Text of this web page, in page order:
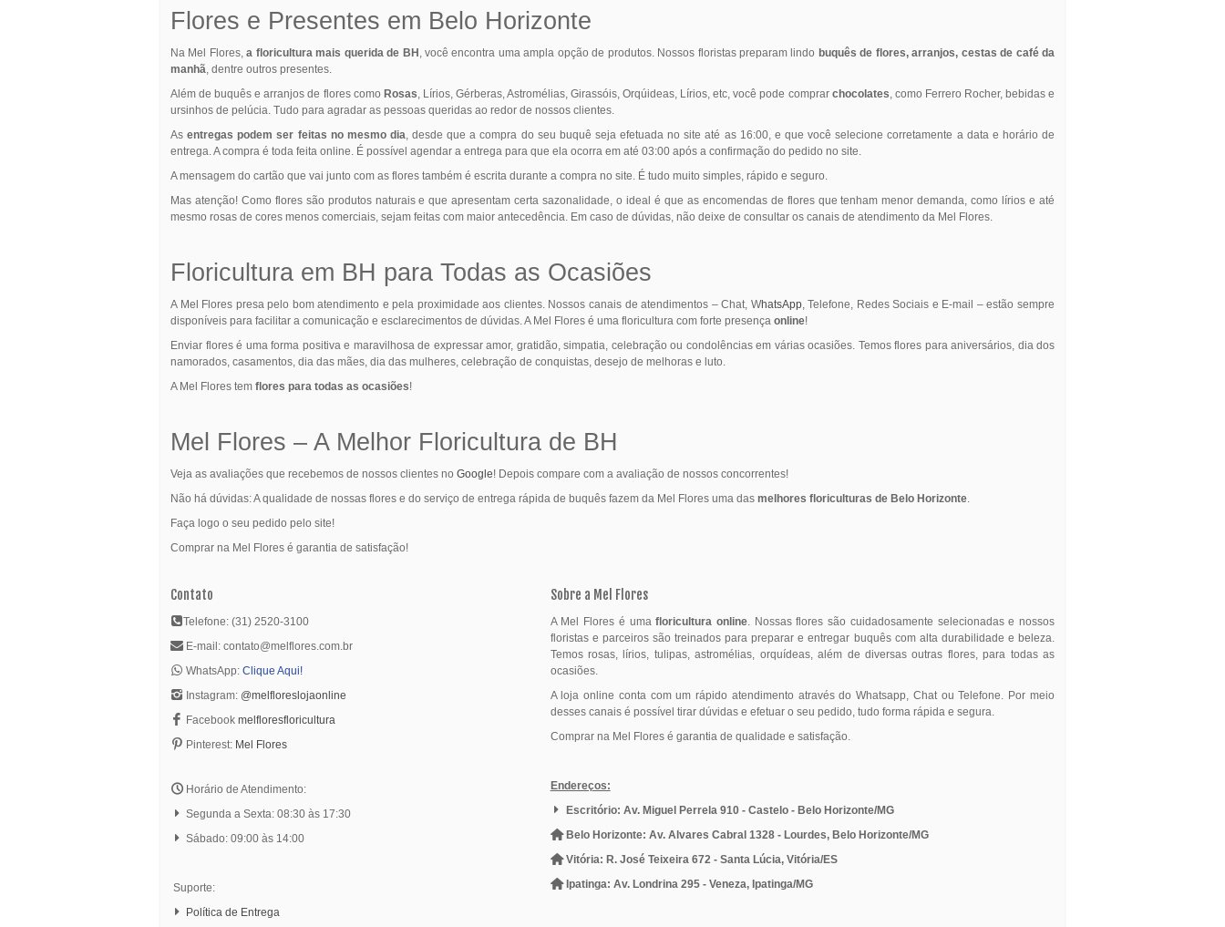
Flores e Presentes em Belo Horizonte
Na Mel Flores,a floricultura mais querida de BH , você encontra uma ampla opção de produtos. Nossos floristas preparam lindo buquês de flores, arranjos, cestas de café da
manhã , dentre outros presentes.
Além de buquês e arranjos de flores como Rosas , Lírios, Gérberas, Astromélias, Girassóis, Orqúideas, Lírios, etc, você pode comprar chocolates , como Ferrero Rocher, bebidas e
ursinhos de pelúcia. Tudo para agradar as pessoas queridas ao redor de nossos clientes.
Asentregas podem ser feitas no mesmo dia , desde que a compra do seu buquê seja efetuada no site até as 16:00, e que você selecione corretamente a data e horário de
entrega. A compra é toda feita online. É possível agendar a entrega para que ela ocorra em até 03:00 após a confirmação do pedido no site.
A mensagem do cartão que vai junto com as flores também é escrita durante a compra no site. É tudo muito simples, rápido e seguro.
Mas atenção! Como flores são produtos naturais e que apresentam certa sazonalidade, o ideal é que as encomendas de flores que tenham menor demanda, como lírios e até
mesmo rosas de cores menos comerciais, sejam feitas com maior antecedência. Em caso de dúvidas, não deixe de consultar os canais de atendimento da Mel Flores.
Floricultura em BH para Todas as Ocasiões
A Mel Flores presa pelo bom atendimento e pela proximidade aos clientes. Nossos canais de atendimentos – Chat, WhatsApp, Telefone, Redes Sociais e E-mail – estão sempre
disponíveis para facilitar a comunicação e esclarecimentos de dúvidas. A Mel Flores é uma floricultura com forte presença online!
Enviar flores é uma forma positiva e maravilhosa de expressar amor, gratidão, simpatia, celebração ou condolências em várias ocasiões. Temos flores para aniversários, dia dos
namorados, casamentos, dia das mães, dia das mulheres, celebração de conquistas, desejo de melhoras e luto.
A Mel Flores tem flores para todas as ocasiões!
Mel Flores – A Melhor Floricultura de BH
Veja as avaliações que recebemos de nossos clientes no Google! Depois compare com a avaliação de nossos concorrentes!
Não há dúvidas: A qualidade de nossas flores e do serviço de entrega rápida de buquês fazem da Mel Flores uma das melhores floriculturas de Belo Horizonte
Faça logo o seu pedido pelo site!
Comprar na Mel Flores é garantia de satisfação!
Contato
Telefone: (31) 2520-3100
E-mail: contato@melflores.com.br
WhatsApp: Clique Aqui!
Instagram: @melfloreslojaonline
Facebook melfloresfloricultura
Pinterest: Mel Flores
Horário de Atendimento:
Segunda a Sexta: 08:30 às 17:30
Sábado: 09:00 às 14:00
Suporte:
Política de Entrega
Sobre a Mel Flores
A Mel Flores é umafloricultura online. Nossas flores são cuidadosamente selecionadas e nossos
floristas e parceiros são treinados para preparar e entregar buquês com alta durabilidade e beleza.
Temos rosas, lírios, tulipas, astromélias, orquídeas, além de diversas outras flores, para todas as
ocasiões.
A loja online conta com um rápido atendimento através do Whatsapp, Chat ou Telefone. Por meio
desses canais é possível tirar dúvidas e efetuar o seu pedido, tudo forma rápida e segura.
Comprar na Mel Flores é garantia de qualidade e satisfação.
Endereços:
Escritório: Av. Miguel Perrela 910 - Castelo - Belo Horizonte/MG
Belo Horizonte: Av. Alvares Cabral 1328 - Lourdes, Belo Horizonte/MG
Vitória: R. José Teixeira 672 - Santa Lúcia, Vitória/ES
Ipatinga: Av. Londrina 295 - Veneza, Ipatinga/MG